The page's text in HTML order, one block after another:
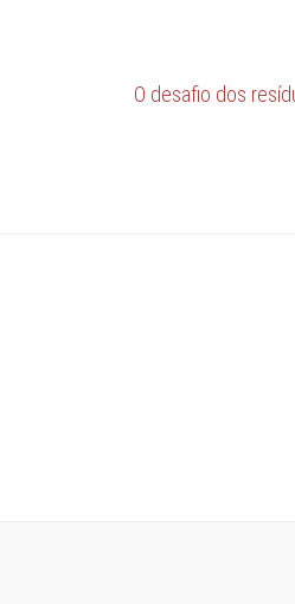
O desafio dos